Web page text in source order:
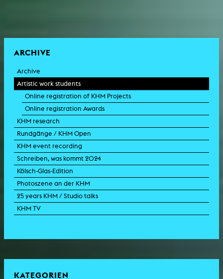
ARCHIVE
Archive
Artistic work students
Online registration of KHM Projects
Online registration Awards
KHM research
Rundgänge / KHM Open
KHM event recording
Schreiben, was kommt 2024
Kölsch-Glas-Edition
Photoszene an der KHM
25 years KHM / Studio talks
KHM TV
KATEGORIEN